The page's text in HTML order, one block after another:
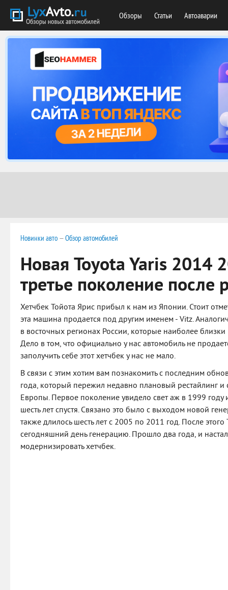
Обзоры Статьи Автоаварии
Новинки авто —Обзор автомобилей
Новая Toyota Yaris 2014
третье поколение после
Хетчбек Тойота Ярис прибыл к нам из Японии. Стоит
эта машина продается под другим именем - Vitz.
в восточных регионах России, которые наиболее
Дело в том, что официально у нас автомобиль не
заполучить себе этот хетчбек у нас не мало.
В связи с этим хотим вам познакомить с последним
года, который пережил недавно плановый рестайлинг и
Европы. Первое поколение увидело свет аж в 1999 году
шесть лет спустя. Связано это было с выходом новой
также длилось шесть лет с 2005 по 2011 год. После
сегодняшний день генерацию. Прошло два года, и
модернизировать хетчбек.